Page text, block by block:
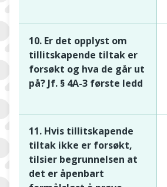
10. Er det opplyst om
tillitskapende tiltak er
forsøkt og hva de går ut
på? Jf. § 4A-3 første ledd
11. Hvis tillitskapende
tiltak ikke er forsøkt,
tilsier begrunnelsen at
det er åpenbart